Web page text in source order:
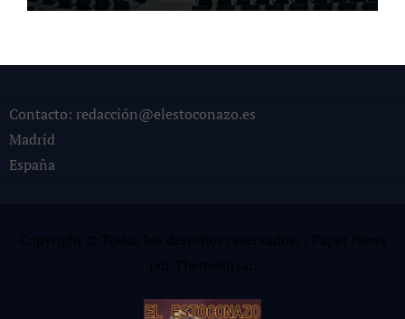
Contacto: redacción@elestoconazo.es
Madrid
España